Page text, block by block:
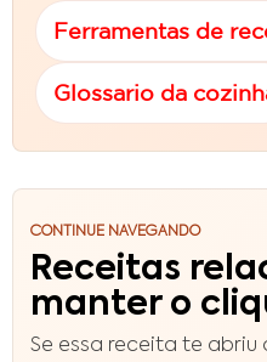
Ferramentas de
Glossario da
CONTINUE NAVEGANDO
Receitas
manter o
Se essa receita te